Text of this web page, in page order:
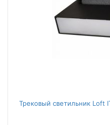
Трековый светильник Loft